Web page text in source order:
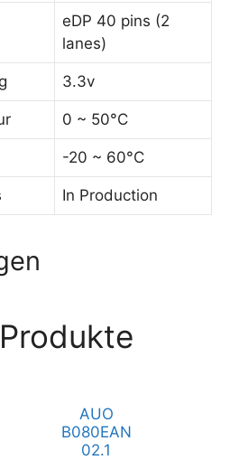
eDP 40 pins (2
lanes)
3.3v
0 ~ 50°C
-20 ~ 60°C
In Production
AUO
B080EAN
02.1